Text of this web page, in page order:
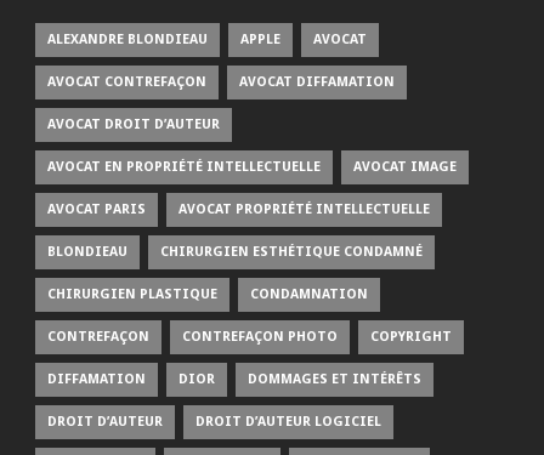
ALEXANDRE BLONDIEAU APPLE AVOCAT
AVOCAT CONTREFAÇON AVOCAT DIFFAMATION
AVOCAT DROIT D’AUTEUR
AVOCAT EN PROPRIÉTÉ INTELLECTUELLE AVOCAT IMAGE
AVOCAT PARIS AVOCAT PROPRIÉTÉ INTELLECTUELLE
BLONDIEAU CHIRURGIEN ESTHÉTIQUE CONDAMNÉ
CHIRURGIEN PLASTIQUE CONDAMNATION
CONTREFAÇON CONTREFAÇON PHOTO COPYRIGHT
DIFFAMATION DIOR DOMMAGES ET INTÉRÊTS
DROIT D’AUTEUR DROIT D’AUTEUR LOGICIEL